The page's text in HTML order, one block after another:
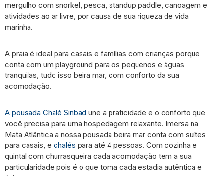
mergulho com snorkel, pesca, standup paddle, canoagem e
atividades ao ar livre, por causa de sua riqueza de vida
marinha.
A praia é ideal para casais e famílias com crianças porque
conta com um playground para os pequenos e águas
tranquilas, tudo isso beira mar, com conforto da sua
acomodação.
A pousada Chalé Sinbad une a praticidade e o conforto que
você precisa para uma hospedagem relaxante. Imersa na
Mata Atlântica a nossa pousada beira mar conta com suítes
para casais, e chalés para até 4 pessoas. Com cozinha e
quintal com churrasqueira cada acomodação tem a sua
particularidade pois é o que torna cada estadia autêntica e